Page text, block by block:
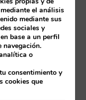
“reservas
marketing
negocio
de
el análisis
mediante sus
sociales y
base a un perfil
navegación.
o
consentimiento y
cookies que